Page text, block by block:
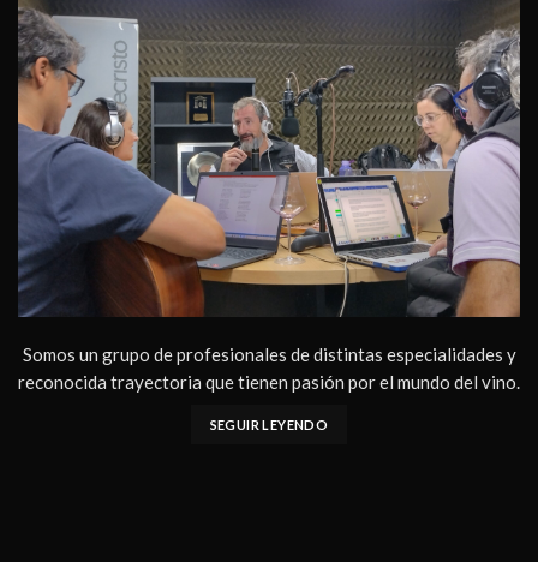
Somos un grupo de profesionales de distintas especialidades y
reconocida trayectoria que tienen pasión por el mundo del vino.
SEGUIR LEYENDO